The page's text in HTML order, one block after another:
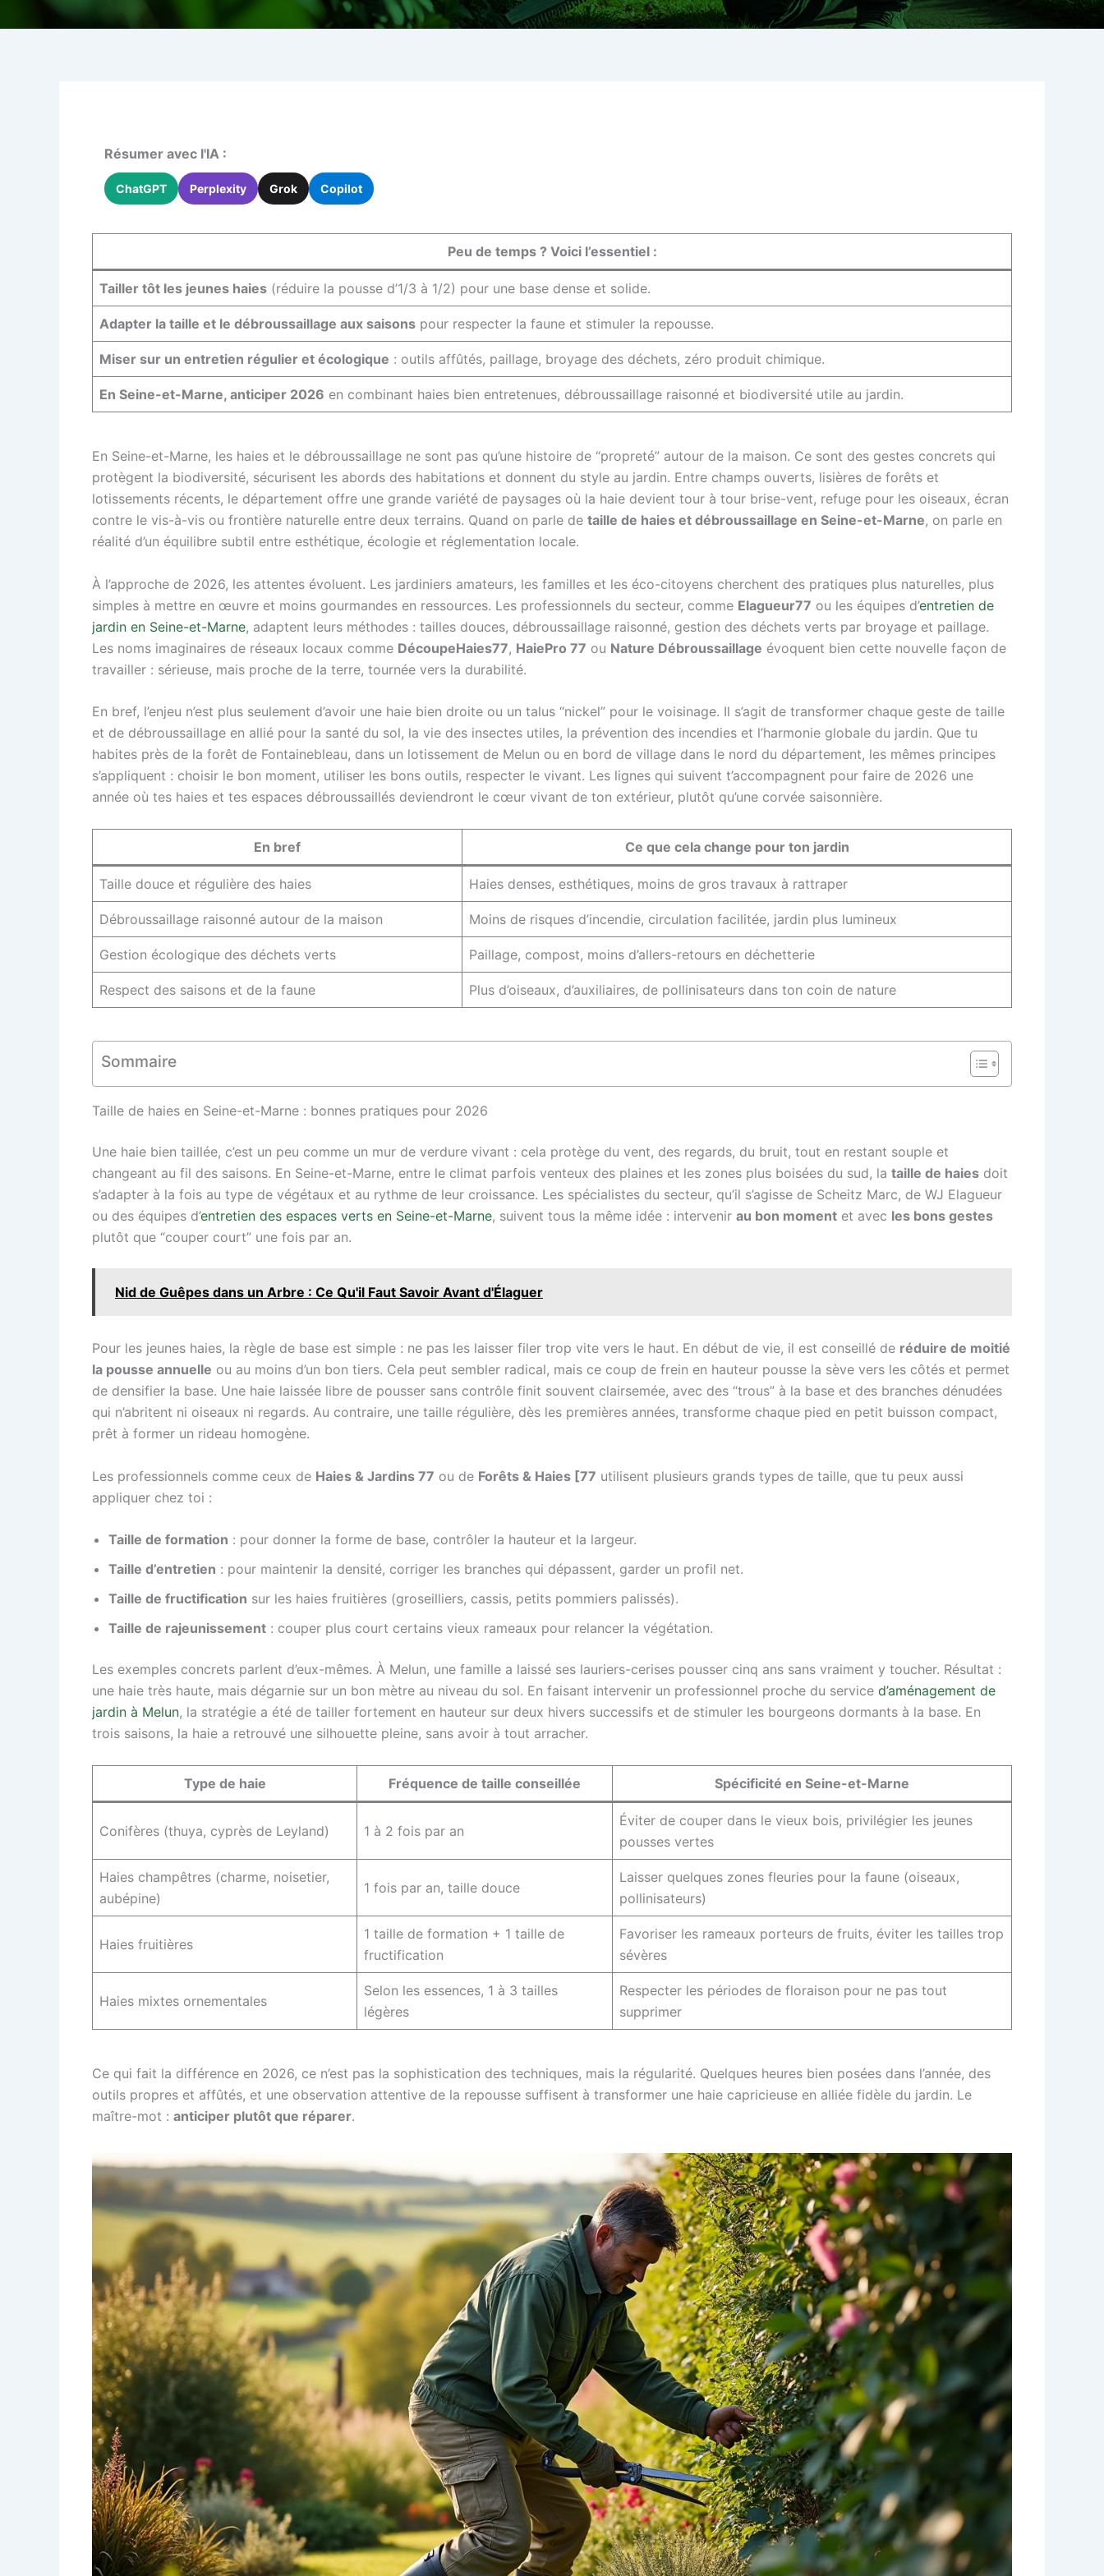
Résumer avec l'IA :
ChatGPT Perplexity Grok Copilot
Peu de temps ? Voici l’essentiel :
Tailler tôt les jeunes haies (réduire la pousse d’1/3 à 1/2) pour une base dense et solide.
Adapter la taille et le débroussaillage aux saisons pour respecter la faune et stimuler la repousse.
Miser sur un entretien régulier et écologique : outils affûtés, paillage, broyage des déchets, zéro produit chimique.
En Seine-et-Marne, anticiper 2026 en combinant haies bien entretenues, débroussaillage raisonné et biodiversité utile au jardin.
En Seine-et-Marne, les haies et le débroussaillage ne sont pas qu’une histoire de “propreté” autour de la maison. Ce sont des gestes concrets qui
protègent la biodiversité, sécurisent les abords des habitations et donnent du style au jardin. Entre champs ouverts, lisières de forêts et
lotissements récents, le département offre une grande variété de paysages où la haie devient tour à tour brise-vent, refuge pour les oiseaux, écran
contre le vis-à-vis ou frontière naturelle entre deux terrains. Quand on parle de taille de haies et débroussaillage en Seine-et-Marne, on parle en
réalité d’un équilibre subtil entre esthétique, écologie et réglementation locale.
À l’approche de 2026, les attentes évoluent. Les jardiniers amateurs, les familles et les éco-citoyens cherchent des pratiques plus naturelles, plus
simples à mettre en œuvre et moins gourmandes en ressources. Les professionnels du secteur, comme Elagueur77 ou les équipes d’entretien de
jardin en Seine-et-Marne, adaptent leurs méthodes : tailles douces, débroussaillage raisonné, gestion des déchets verts par broyage et paillage.
Les noms imaginaires de réseaux locaux comme DécoupeHaies77, HaiePro 77 ou Nature Débroussaillage évoquent bien cette nouvelle façon de
travailler : sérieuse, mais proche de la terre, tournée vers la durabilité.
En bref, l’enjeu n’est plus seulement d’avoir une haie bien droite ou un talus “nickel” pour le voisinage. Il s’agit de transformer chaque geste de taille
et de débroussaillage en allié pour la santé du sol, la vie des insectes utiles, la prévention des incendies et l’harmonie globale du jardin. Que tu
habites près de la forêt de Fontainebleau, dans un lotissement de Melun ou en bord de village dans le nord du département, les mêmes principes
s’appliquent : choisir le bon moment, utiliser les bons outils, respecter le vivant. Les lignes qui suivent t’accompagnent pour faire de 2026 une
année où tes haies et tes espaces débroussaillés deviendront le cœur vivant de ton extérieur, plutôt qu’une corvée saisonnière.
En bref Ce que cela change pour ton jardin
Taille douce et régulière des haies Haies denses, esthétiques, moins de gros travaux à rattraper
Débroussaillage raisonné autour de la maison Moins de risques d’incendie, circulation facilitée, jardin plus lumineux
Gestion écologique des déchets verts Paillage, compost, moins d’allers-retours en déchetterie
Respect des saisons et de la faune Plus d’oiseaux, d’auxiliaires, de pollinisateurs dans ton coin de nature
Sommaire
Taille de haies en Seine-et-Marne : bonnes pratiques pour 2026
Une haie bien taillée, c’est un peu comme un mur de verdure vivant : cela protège du vent, des regards, du bruit, tout en restant souple et
changeant au fil des saisons. En Seine-et-Marne, entre le climat parfois venteux des plaines et les zones plus boisées du sud, la taille de haies doit
s’adapter à la fois au type de végétaux et au rythme de leur croissance. Les spécialistes du secteur, qu’il s’agisse de Scheitz Marc, de WJ Elagueur
ou des équipes d’entretien des espaces verts en Seine-et-Marne, suivent tous la même idée : intervenir au bon moment et avec les bons gestes
plutôt que “couper court” une fois par an.
Nid de Guêpes dans un Arbre : Ce Qu'il Faut Savoir Avant d'Élaguer
Pour les jeunes haies, la règle de base est simple : ne pas les laisser filer trop vite vers le haut. En début de vie, il est conseillé de réduire de moitié
la pousse annuelle ou au moins d’un bon tiers. Cela peut sembler radical, mais ce coup de frein en hauteur pousse la sève vers les côtés et permet
de densifier la base. Une haie laissée libre de pousser sans contrôle finit souvent clairsemée, avec des “trous” à la base et des branches dénudées
qui n’abritent ni oiseaux ni regards. Au contraire, une taille régulière, dès les premières années, transforme chaque pied en petit buisson compact,
prêt à former un rideau homogène.
Les professionnels comme ceux de Haies & Jardins 77 ou de Forêts & Haies [77 utilisent plusieurs grands types de taille, que tu peux aussi
appliquer chez toi :
Taille de formation : pour donner la forme de base, contrôler la hauteur et la largeur.
Taille d’entretien : pour maintenir la densité, corriger les branches qui dépassent, garder un profil net.
Taille de fructification sur les haies fruitières (groseilliers, cassis, petits pommiers palissés).
Taille de rajeunissement : couper plus court certains vieux rameaux pour relancer la végétation.
Les exemples concrets parlent d’eux-mêmes. À Melun, une famille a laissé ses lauriers-cerises pousser cinq ans sans vraiment y toucher. Résultat :
une haie très haute, mais dégarnie sur un bon mètre au niveau du sol. En faisant intervenir un professionnel proche du service d’aménagement de
jardin à Melun, la stratégie a été de tailler fortement en hauteur sur deux hivers successifs et de stimuler les bourgeons dormants à la base. En
trois saisons, la haie a retrouvé une silhouette pleine, sans avoir à tout arracher.
Type de haie Fréquence de taille conseillée Spécificité en Seine-et-Marne
Conifères (thuya, cyprès de Leyland) 1 à 2 fois par an
Éviter de couper dans le vieux bois, privilégier les jeunes
pousses vertes
Haies champêtres (charme, noisetier,
aubépine)
1 fois par an, taille douce
Laisser quelques zones fleuries pour la faune (oiseaux,
pollinisateurs)
Haies fruitières
1 taille de formation + 1 taille de
fructification
Favoriser les rameaux porteurs de fruits, éviter les tailles trop
sévères
Haies mixtes ornementales
Selon les essences, 1 à 3 tailles
légères
Respecter les périodes de floraison pour ne pas tout
supprimer
Ce qui fait la différence en 2026, ce n’est pas la sophistication des techniques, mais la régularité. Quelques heures bien posées dans l’année, des
outils propres et affûtés, et une observation attentive de la repousse suffisent à transformer une haie capricieuse en alliée fidèle du jardin. Le
maître-mot : anticiper plutôt que réparer.